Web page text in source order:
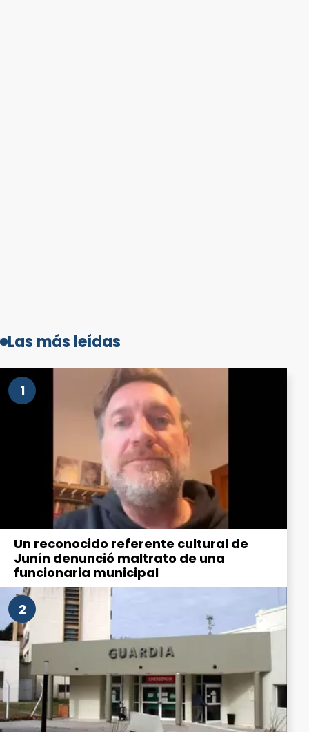
Las más leídas
1
Un reconocido referente cultural de
Junín denunció maltrato de una
funcionaria municipal
2